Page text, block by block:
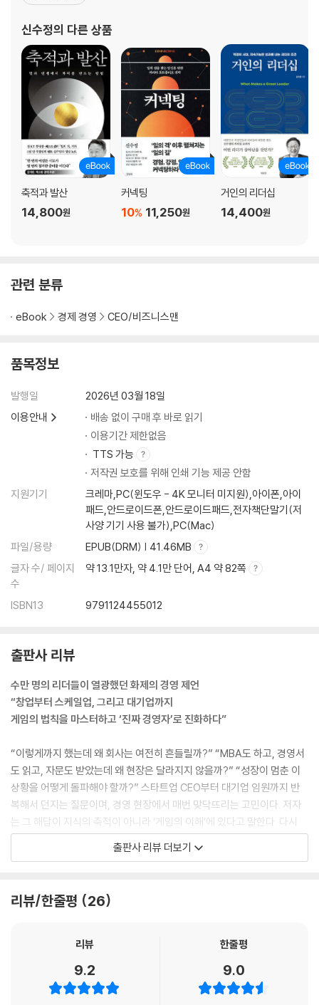
3. 핵심 가치와 일하는 방식
“아마존이 고객 집착을, 애플이 단순함을 지키려는 이유”
4. 목표 관리
“효율적이고 효과적인 길을 찾아 성장하라”
5. 전략
“전략이 없는 것과 유연한 것은 다르다”
06. 조직 설계 및 관리
“조직이 바뀌지 않으면, 전략은 실행되지 않는다”
7. 운영 시스템
“성장은 시스템이 만들지만, 시스템도 병목이 된다”
PART 3 · 사업의 본질
2. 사업의 성공방정식은 무엇일까?
3. 상품과 서비스를 파는 것이 사업은 아니다
4. 무엇을 팔지 묻지 말고, 왜 사는지 물어라
를 판다”
5. 사업을 지속 가능하게 하는 힘은 무엇일까?
“그 어떤 전략과 전술보다 중요한 원칙의 힘”
6. 시스템이 과연 만능인가?
“미션과 시스템의 밸런스를 맞춰라”
PART 4 · 조직과 사람을 움직이는 법
1. 조직과 사람을 움직이는 방법
“마음을 사로잡고 스스로 움직이게 만들어라”
2. 사람을 움직이는 인센티브의 힘과 성과지표의 배신
“인간의 선의에 기대지 말라”
3. 동기부여라는 환상과 미신 그리고 5가지 착각
“기업문화란 회사에서 생존하고 승진하기 위한 최적의 방식이다”
5. 이익으로 움직이고, 의미로 남게 하라
“이익과 의미를 연결하는 것이 리더십이다”
6. 능력 있는 인재를 확보하고 활용하는 비결
“미국 정부는 최고의 소프트웨어 기술자들을 어떻게 영입했을까?”
PART 5 · 경영자와 리더
1. 리더는 무엇을 하는 사람인가?
“조직 전체의 비전과 목표를 위해 선택하고 정진해야 한다”
2. 리더와 관리자를 구분하는 가장 큰 차이
“리더는 ‘변화’를 다루고 관리자는 ‘복잡성’을 다룬다”
3. 최고의 성과와 구성원의 행복을 만드는 관리자의 8가지 특성
“일류, 이류 그리고 삼류의 플레이는 어떻게 다른가?”
“착한 리더십이 아닌 독한 리더십을 배워야 하는 이유”
“바쁨은 미덕이 아니다, 관리되지 않은 위험이다”
7 경영자와 경영학자의 차이
에서 현재 대한민국 사람 중 가장 많은
신수정의 다른 상품
축적과 발산
14,800원
커넥팅
11,250원
10%
거인의 리더십
14,400원
관련 분류
eBook 경제 경영 CEO/비즈니스맨
품목정보
발행일
2026년 03월 18일
이용안내
배송 없이 구매 후 바로 읽기
이용기간 제한없음
TTS 가능
저작권 보호를 위해 인쇄 기능 제공 안함
지원기기
크레마,PC(윈도우 - 4K 모니터 미지원),아이폰,아이
패드,안드로이드폰,안드로이드패드,전자책단말기(저
사양 기기 사용 불가),PC(Mac)
파일/용량
EPUB(DRM) | 41.46MB
글자 수/ 페이지
수
약 13.1만자, 약 4.1만 단어, A4 약 82쪽
ISBN13 9791124455012
출판사 리뷰
수만 명의 리더들이 열광했던 화제의 경영 제언
“창업부터 스케일업, 그리고 대기업까지
게임의 법칙을 마스터하고 ‘진짜 경영자’로 진화하다”
“이렇게까지 했는데 왜 회사는 여전히 흔들릴까?” “MBA도 하고, 경영서
도 읽고, 자문도 받았는데 왜 현장은 달라지지 않을까?” “성장이 멈춘 이
상황을 어떻게 돌파해야 할까?” 스타트업 CEO부터 대기업 임원까지 반
복해서 던지는 질문이며, 경영 현장에서 매번 맞닥뜨리는 고민이다. 저자
는 그 해답이 지식의 축적이 아니라 ‘게임의 이해’에 있다고 말한다. 다시
말해 내가 지금 어떤 단계의 게임을 하고 있는지 모른 채 전략과 기법만 쌓
아서는 결코 이길 수 없다는 것이다. 특히 성공 신화를 이룬 기업들의 전략
한 기업의 스토리를 이해하면 그들과 같은 결과를 낼 수 있을 것이라 믿기
장 타이밍이 복잡하게 얽혀 있다. 같은 전략도 회사의 상황과 규모에 따라
전혀 다른 결과를 낳는다. 심지어 어제의 정답이 오늘의 리스크가 되기도
출판사 리뷰 더보기
리뷰/한줄평 26
리뷰
9.2
한줄평
9.0